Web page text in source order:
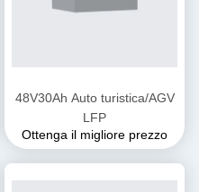
48V30Ah Auto turistica/AGV
LFP
Ottenga il migliore prezzo